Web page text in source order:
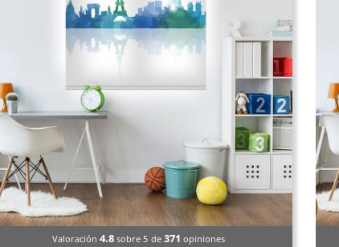
Valoración 4.8sobre 5 de 371 opiniones